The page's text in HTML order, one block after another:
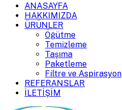
ANASAYFA
HAKKIMIZDA
ÜRÜNLER
Öğütme
Temizleme
Taşıma
Paketleme
Filtre ve Aspirasyon
REFERANSLAR
İLETİŞİM